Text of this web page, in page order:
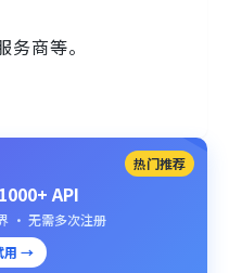
商等。
热门推荐
API
· 无需多次注册
用 →